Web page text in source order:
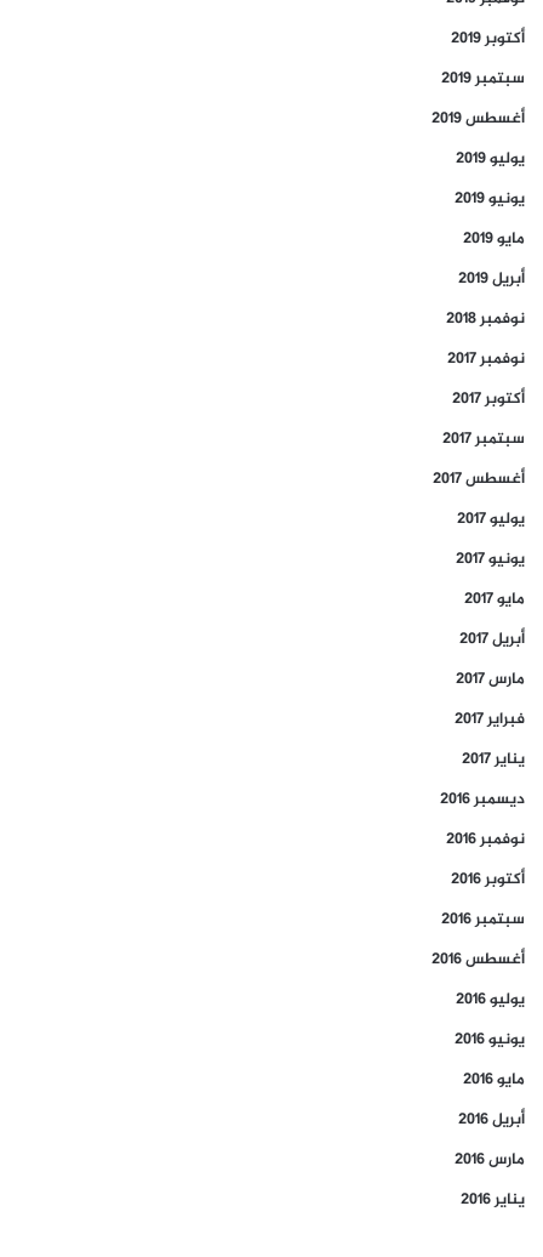
أكتوبر 2019
سبتمبر 2019
أغسطس 2019
يوليو 2019
يونيو 2019
مايو 2019
أبريل 2019
نوفمبر 2018
نوفمبر 2017
أكتوبر 2017
سبتمبر 2017
أغسطس 2017
يوليو 2017
يونيو 2017
مايو 2017
أبريل 2017
مارس 2017
فبراير 2017
يناير 2017
ديسمبر 2016
نوفمبر 2016
أكتوبر 2016
سبتمبر 2016
أغسطس 2016
يوليو 2016
يونيو 2016
مايو 2016
أبريل 2016
مارس 2016
يناير 2016